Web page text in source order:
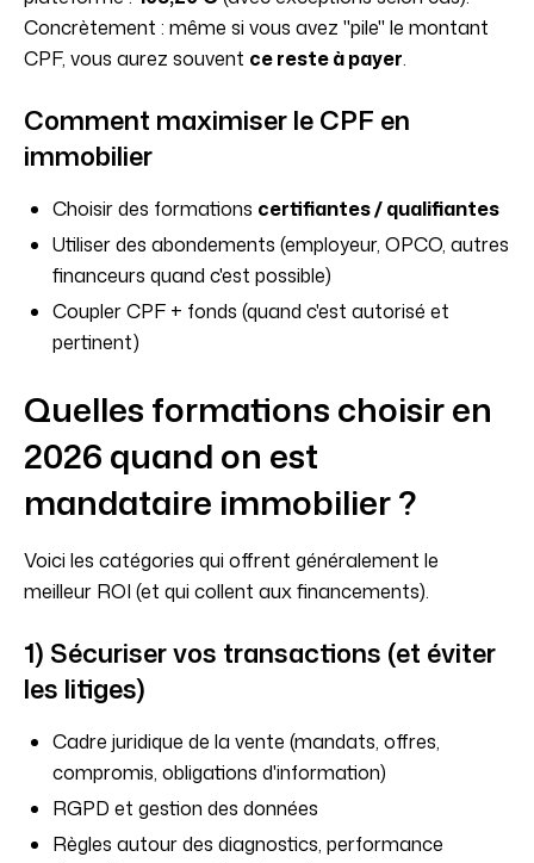
Concrètement : même si vous avez "pile" le montant
CPF, vous aurez souvent ce reste à payer.
Comment maximiser le CPF en
immobilier
Choisir des formations certifiantes / qualifiantes
Utiliser des abondements (employeur, OPCO, autres
financeurs quand c'est possible)
Coupler CPF + fonds (quand c'est autorisé et
pertinent)
Quelles formations choisir en
2026 quand on est
mandataire immobilier ?
Voici les catégories qui offrent généralement le
meilleur ROI (et qui collent aux financements).
1) Sécuriser vos transactions (et éviter
les litiges)
Cadre juridique de la vente (mandats, offres,
compromis, obligations d'information)
RGPD et gestion des données
Règles autour des diagnostics, performance